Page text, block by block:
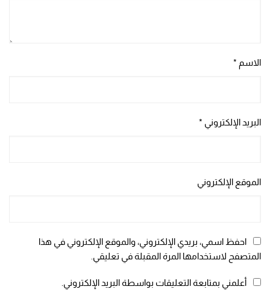
الاسم *
البريد الإلكتروني *
الموقع الإلكتروني
احفظ اسمي، بريدي الإلكتروني، والموقع الإلكتروني في هذا
المتصفح لاستخدامها المرة المقبلة في تعليقي.
أعلمني بمتابعة التعليقات بواسطة البريد الإلكتروني.